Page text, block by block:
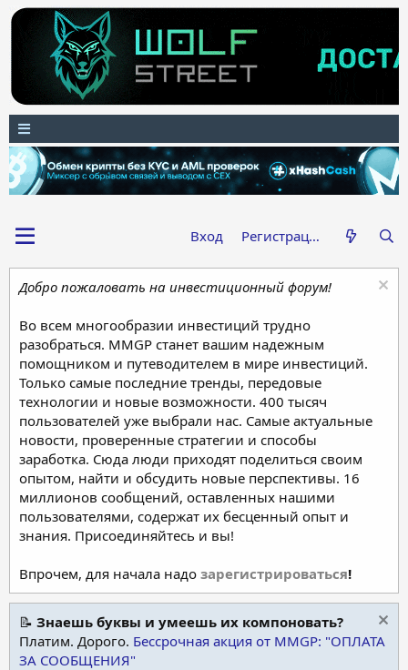
Вход Регистрация
Добро пожаловать на инвестиционный форум!
Во всем многообразии инвестиций трудно
разобраться. MMGP станет вашим надежным
помощником и путеводителем в мире инвестиций.
Только самые последние тренды, передовые
технологии и новые возможности. 400 тысяч
пользователей уже выбрали нас. Самые актуальные
новости, проверенные стратегии и способы
заработка. Сюда люди приходят поделиться своим
опытом, найти и обсудить новые перспективы. 16
миллионов сообщений, оставленных нашими
пользователями, содержат их бесценный опыт и
знания. Присоединяйтесь и вы!
Впрочем, для начала надо зарегистрироваться!
📝 Знаешь буквы и умеешь их компоновать?
Платим. Дорого. Бессрочная акция от MMGP: "ОПЛАТА
ЗА СООБЩЕНИЯ"